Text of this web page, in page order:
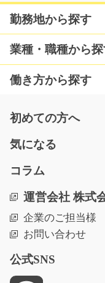
検査 箱詰め/
急募
【お仕事の内容】製
ズの自動車部品の
長期（3ヶ月以上
時給1100円
急募
≪大人気≫一般事務
ろんチャレンジされ
時給1000円～
佐賀県唐津市
勤務地から探す
業種・職種から
働き方から探す
初めての方へ
気になる
コラム
運営会社 株式
企業のご担当様
お問い合わせ
公式SNS